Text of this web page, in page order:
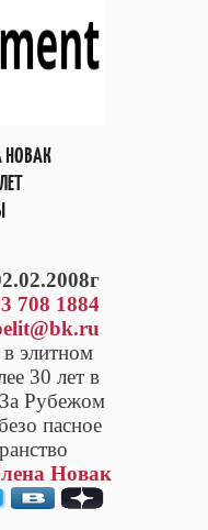
НОВАК
708 1884
элитном
30 лет в
Рубежом
пасное
Новак